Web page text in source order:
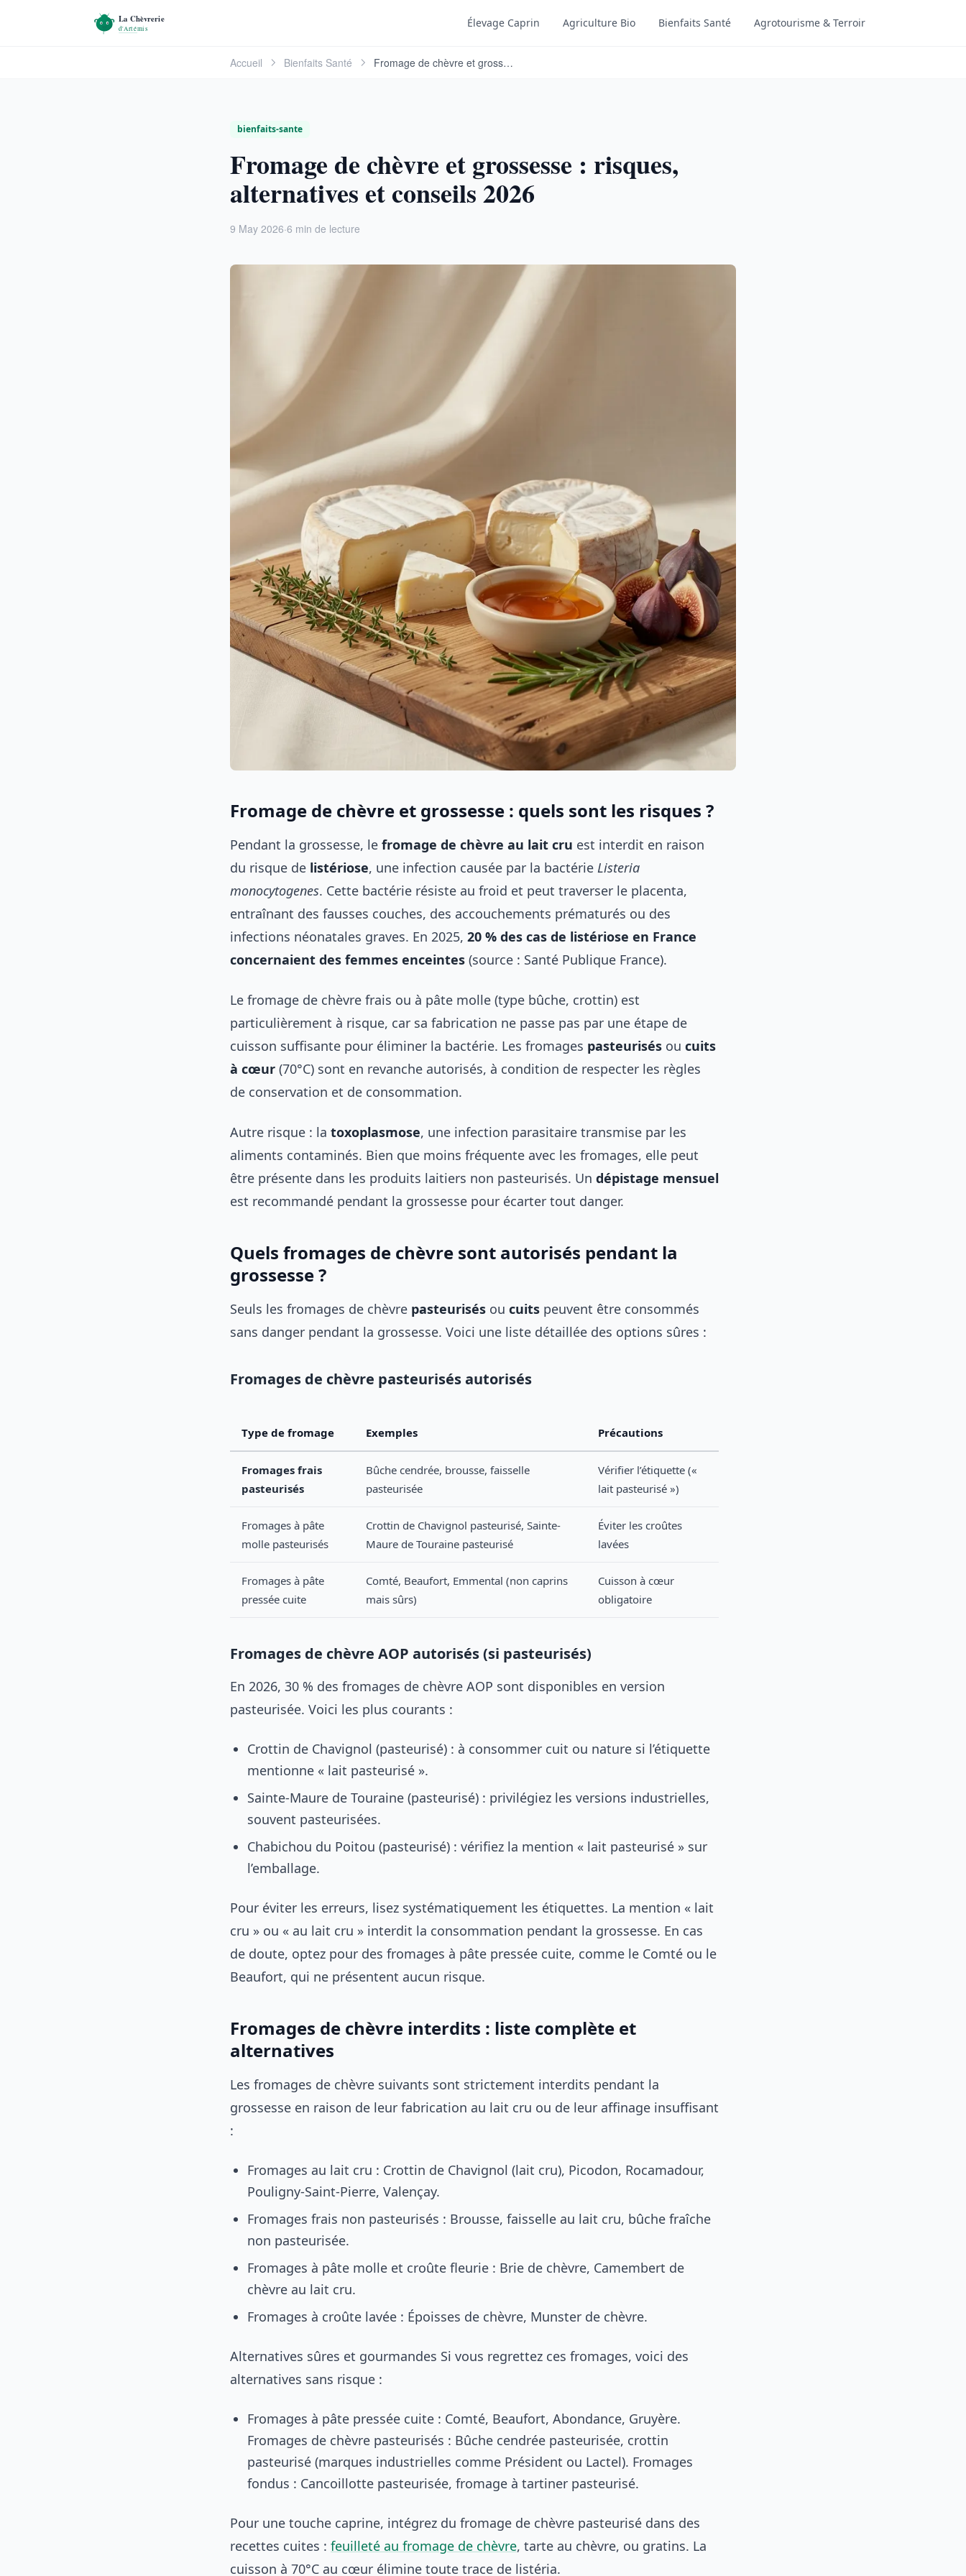
Élevage Caprin Agriculture Bio Bienfaits Santé Agrotourisme & Terroir
Accueil Bienfaits Santé Fromage de chèvre et grossesse : risques, …
bienfaits-sante
Fromage de chèvre et grossesse : risques,
alternatives et conseils 2026
9 May 2026·6 min de lecture
Fromage de chèvre et grossesse : quels sont les risques ?
Pendant la grossesse, le fromage de chèvre au lait cru est interdit en raison
du risque de listériose, une infection causée par la bactérie Listeria
monocytogenes. Cette bactérie résiste au froid et peut traverser le placenta,
entraînant des fausses couches, des accouchements prématurés ou des
infections néonatales graves. En 2025, 20 % des cas de listériose en France
concernaient des femmes enceintes (source : Santé Publique France).
Le fromage de chèvre frais ou à pâte molle (type bûche, crottin) est
particulièrement à risque, car sa fabrication ne passe pas par une étape de
cuisson suffisante pour éliminer la bactérie. Les fromages pasteurisés ou cuits
à cœur (70°C) sont en revanche autorisés, à condition de respecter les règles
de conservation et de consommation.
Autre risque : la toxoplasmose, une infection parasitaire transmise par les
aliments contaminés. Bien que moins fréquente avec les fromages, elle peut
être présente dans les produits laitiers non pasteurisés. Un dépistage mensuel
est recommandé pendant la grossesse pour écarter tout danger.
Quels fromages de chèvre sont autorisés pendant la
grossesse ?
Seuls les fromages de chèvre pasteurisés ou cuits peuvent être consommés
sans danger pendant la grossesse. Voici une liste détaillée des options sûres :
Fromages de chèvre pasteurisés autorisés
Type de fromage Exemples Précautions
Fromages frais
pasteurisés
Bûche cendrée, brousse, faisselle
pasteurisée
Vérifier l’étiquette («
lait pasteurisé »)
Fromages à pâte
molle pasteurisés
Crottin de Chavignol pasteurisé, Sainte-
Maure de Touraine pasteurisé
Éviter les croûtes
lavées
Fromages à pâte
pressée cuite
Comté, Beaufort, Emmental (non caprins
mais sûrs)
Cuisson à cœur
obligatoire
Fromages de chèvre AOP autorisés (si pasteurisés)
En 2026, 30 % des fromages de chèvre AOP sont disponibles en version
pasteurisée. Voici les plus courants :
Crottin de Chavignol (pasteurisé) : à consommer cuit ou nature si l’étiquette
mentionne « lait pasteurisé ».
Sainte-Maure de Touraine (pasteurisé) : privilégiez les versions industrielles,
souvent pasteurisées.
Chabichou du Poitou (pasteurisé) : vérifiez la mention « lait pasteurisé » sur
l’emballage.
Pour éviter les erreurs, lisez systématiquement les étiquettes. La mention « lait
cru » ou « au lait cru » interdit la consommation pendant la grossesse. En cas
de doute, optez pour des fromages à pâte pressée cuite, comme le Comté ou le
Beaufort, qui ne présentent aucun risque.
Fromages de chèvre interdits : liste complète et
alternatives
Les fromages de chèvre suivants sont strictement interdits pendant la
grossesse en raison de leur fabrication au lait cru ou de leur affinage insuffisant
:
Fromages au lait cru : Crottin de Chavignol (lait cru), Picodon, Rocamadour,
Pouligny-Saint-Pierre, Valençay.
Fromages frais non pasteurisés : Brousse, faisselle au lait cru, bûche fraîche
non pasteurisée.
Fromages à pâte molle et croûte fleurie : Brie de chèvre, Camembert de
chèvre au lait cru.
Fromages à croûte lavée : Époisses de chèvre, Munster de chèvre.
Alternatives sûres et gourmandes Si vous regrettez ces fromages, voici des
alternatives sans risque :
Fromages à pâte pressée cuite : Comté, Beaufort, Abondance, Gruyère.
Fromages de chèvre pasteurisés : Bûche cendrée pasteurisée, crottin
pasteurisé (marques industrielles comme Président ou Lactel). Fromages
fondus : Cancoillotte pasteurisée, fromage à tartiner pasteurisé.
Pour une touche caprine, intégrez du fromage de chèvre pasteurisé dans des
recettes cuites : feuilleté au fromage de chèvre, tarte au chèvre, ou gratins. La
cuisson à 70°C au cœur élimine toute trace de listéria.